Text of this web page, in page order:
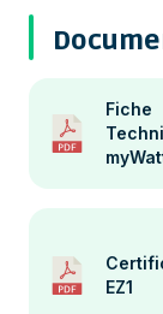
Fiche
EZ1